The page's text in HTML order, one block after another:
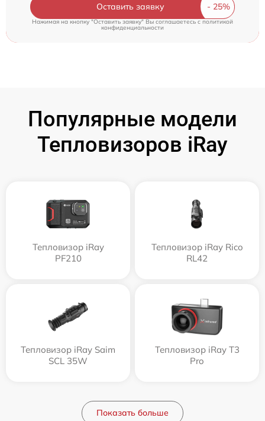
Оставить заявку
Нажимая на кнопку "Оставить заявку" Вы соглашаетесь cполитикой
конфиденциальности
Популярные модели
Тепловизоров iRay
Тепловизор iRay
PF210
Тепловизор iRay Rico
RL42
Тепловизор iRay Saim
SCL 35W
Тепловизор iRay T3
Pro
Показать больше